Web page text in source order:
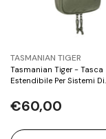
BRAND:
TASMANIAN TIGER
Tasmanian Tiger - Tasca
Estendibile Per Sistemi Di
€60,00